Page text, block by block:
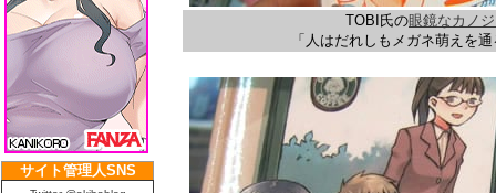
TOBI氏の眼鏡なカノ
「人はだれしもメガネ萌えを